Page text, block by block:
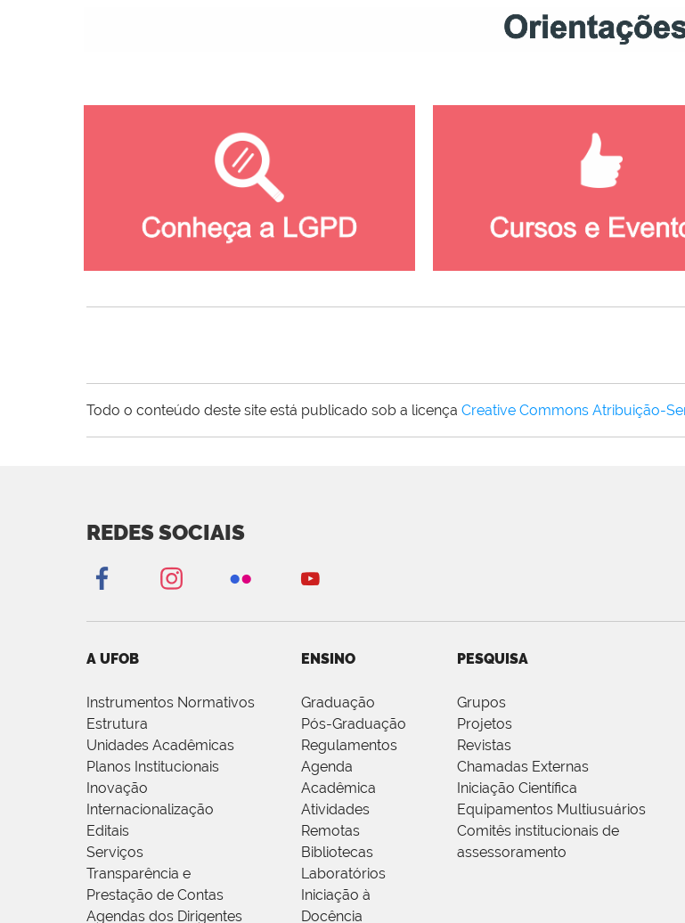
Todo o conteúdo deste site está publicado sob a licença Creative Commons Atribuição-
REDES SOCIAIS
A UFOB
Instrumentos Normativos
Estrutura
Unidades Acadêmicas
Planos Institucionais
Inovação
Internacionalização
Editais
Serviços
Transparência e
Prestação de Contas
Agendas dos Dirigentes
ENSINO
Graduação
Pós-Graduação
Regulamentos
Agenda
Acadêmica
Atividades
Remotas
Bibliotecas
Laboratórios
Iniciação à
Docência
PESQUISA
Grupos
Projetos
Revistas
Chamadas Externas
Iniciação Científica
Equipamentos Multiusuários
Comitês institucionais de
assessoramento